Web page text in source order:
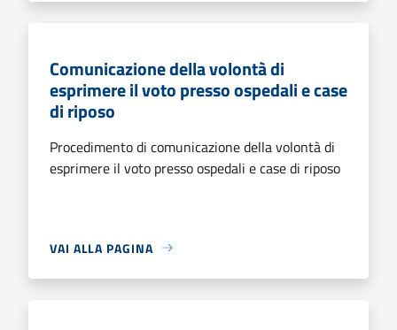
Comunicazione della volontà di
esprimere il voto presso ospedali e case
di riposo
Procedimento di comunicazione della volontà di
esprimere il voto presso ospedali e case di riposo
VAI ALLA PAGINA